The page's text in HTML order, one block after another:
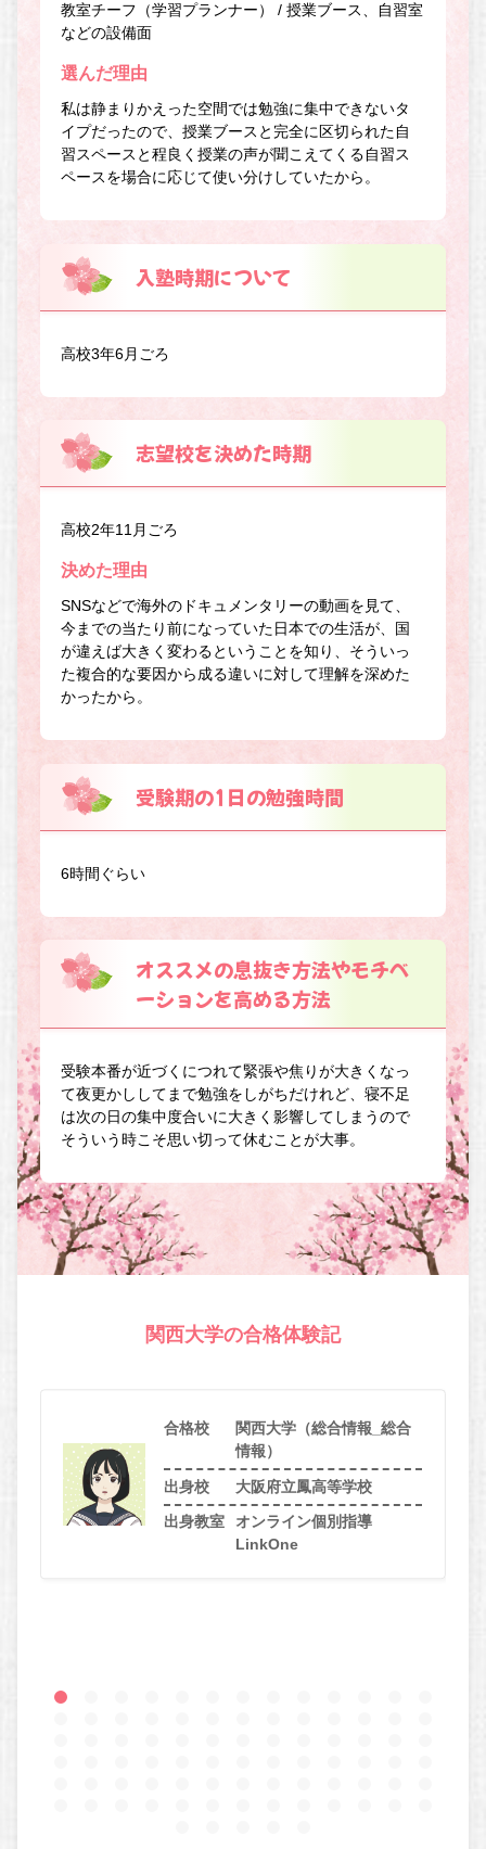
教室チーフ（学習プランナー） / 授業ブース、自習室
などの設備面
選んだ理由
私は静まりかえった空間では勉強に集中できないタ
イプだったので、授業ブースと完全に区切られた自
習スペースと程良く授業の声が聞こえてくる自習ス
ペースを場合に応じて使い分けしていたから。
入塾時期について
高校3年6月ごろ
志望校を決めた時期
高校2年11月ごろ
決めた理由
SNSなどで海外のドキュメンタリーの動画を見て、
今までの当たり前になっていた日本での生活が、国
が違えば大きく変わるということを知り、そういっ
た複合的な要因から成る違いに対して理解を深めた
かったから。
受験期の1日の勉強時間
6時間ぐらい
オススメの息抜き方法やモチベ
ーションを高める方法
受験本番が近づくにつれて緊張や焦りが大きくなっ
て夜更かししてまで勉強をしがちだけれど、寝不足
は次の日の集中度合いに大きく影響してしまうので
そういう時こそ思い切って休むことが大事。
関西大学の合格体験記
合格校
関西大学（総合情報_総合
情報）
出身校 大阪府立鳳高等学校
出身教室
オンライン個別指導
LinkOne